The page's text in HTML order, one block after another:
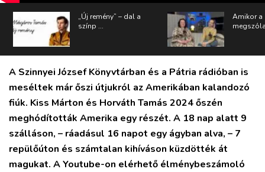
„Új remény” – dal a
színp ...
Amikor a
A Szinnyei József Könyvtárban és a Pátria rádióban is
meséltek már őszi útjukról az Amerikában kalandozó
fiúk. Kiss Márton és Horváth Tamás 2024 őszén
meghódították Amerika egy részét. A 18 nap alatt 9
szálláson, – ráadásul 16 napot egy ágyban alva, – 7
repülőúton és számtalan kihíváson küzdötték át
magukat. A Youtube-on elérhető élménybeszámoló